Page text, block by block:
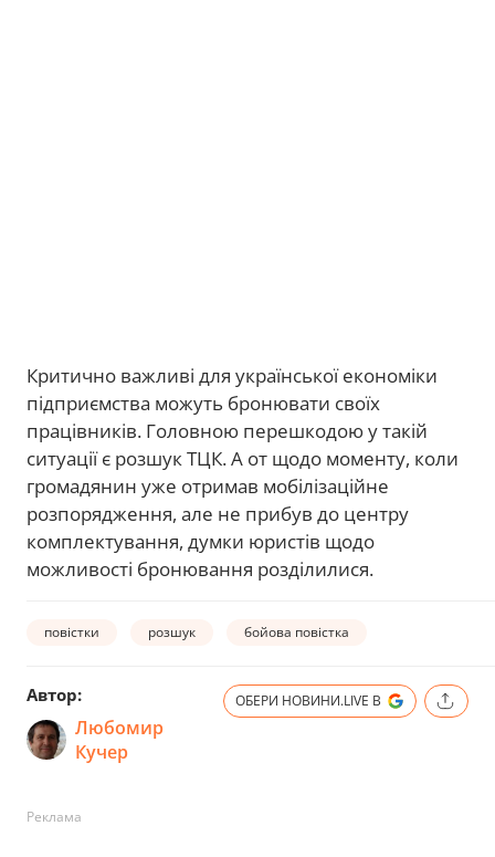
Критично важливі для української економіки
підприємства можуть бронювати своїх
працівників. Головною перешкодою у такій
ситуації є розшук ТЦК. А от щодо моменту, коли
громадянин уже отримав мобілізаційне
розпорядження, але не прибув до центру
комплектування, думки юристів щодо
можливості бронювання розділилися.
повістки розшук бойова повістка
Автор:
Любомир
Кучер
ОБЕРИ НОВИНИ.LIVE В
Реклама